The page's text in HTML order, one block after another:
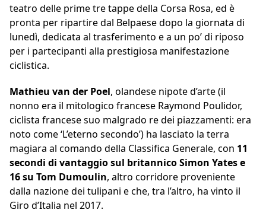
teatro delle prime tre tappe della Corsa Rosa, ed è
pronta per ripartire dal Belpaese dopo la giornata di
lunedì, dedicata al trasferimento e a un po’ di riposo
per i partecipanti alla prestigiosa manifestazione
ciclistica.
Mathieu van der Poel, olandese nipote d’arte (il
nonno era il mitologico francese Raymond Poulidor,
ciclista francese suo malgrado re dei piazzamenti: era
noto come ‘L’eterno secondo’) ha lasciato la terra
magiara al comando della Classifica Generale, con 11
secondi di vantaggio sul britannico Simon Yates e
16 su Tom Dumoulin, altro corridore proveniente
dalla nazione dei tulipani e che, tra l’altro, ha vinto il
Giro d’Italia nel 2017.